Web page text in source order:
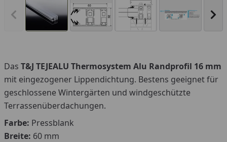
Vorheriges Bild anzeigen
Das T&J TEJEALU Thermosystem Alu Randprofil 16 mm
mit eingezogener Lippendichtung. Bestens geeignet für
geschlossene Wintergärten und windgeschützte
Terrassenüberdachungen.
Farbe: Pressblank
Breite: 60 mm